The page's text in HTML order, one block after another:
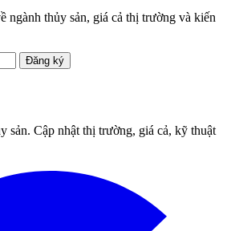
ngành thủy sản, giá cả thị trường và kiến
Đăng ký
sản. Cập nhật thị trường, giá cả, kỹ thuật